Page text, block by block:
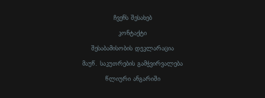
ჩვენს შესახებ
კონტაქტი
შესაბამისობის დეკლარაცია
მაუწ. საკუთრების გამჭვირვალება
წლიური ანგარიში